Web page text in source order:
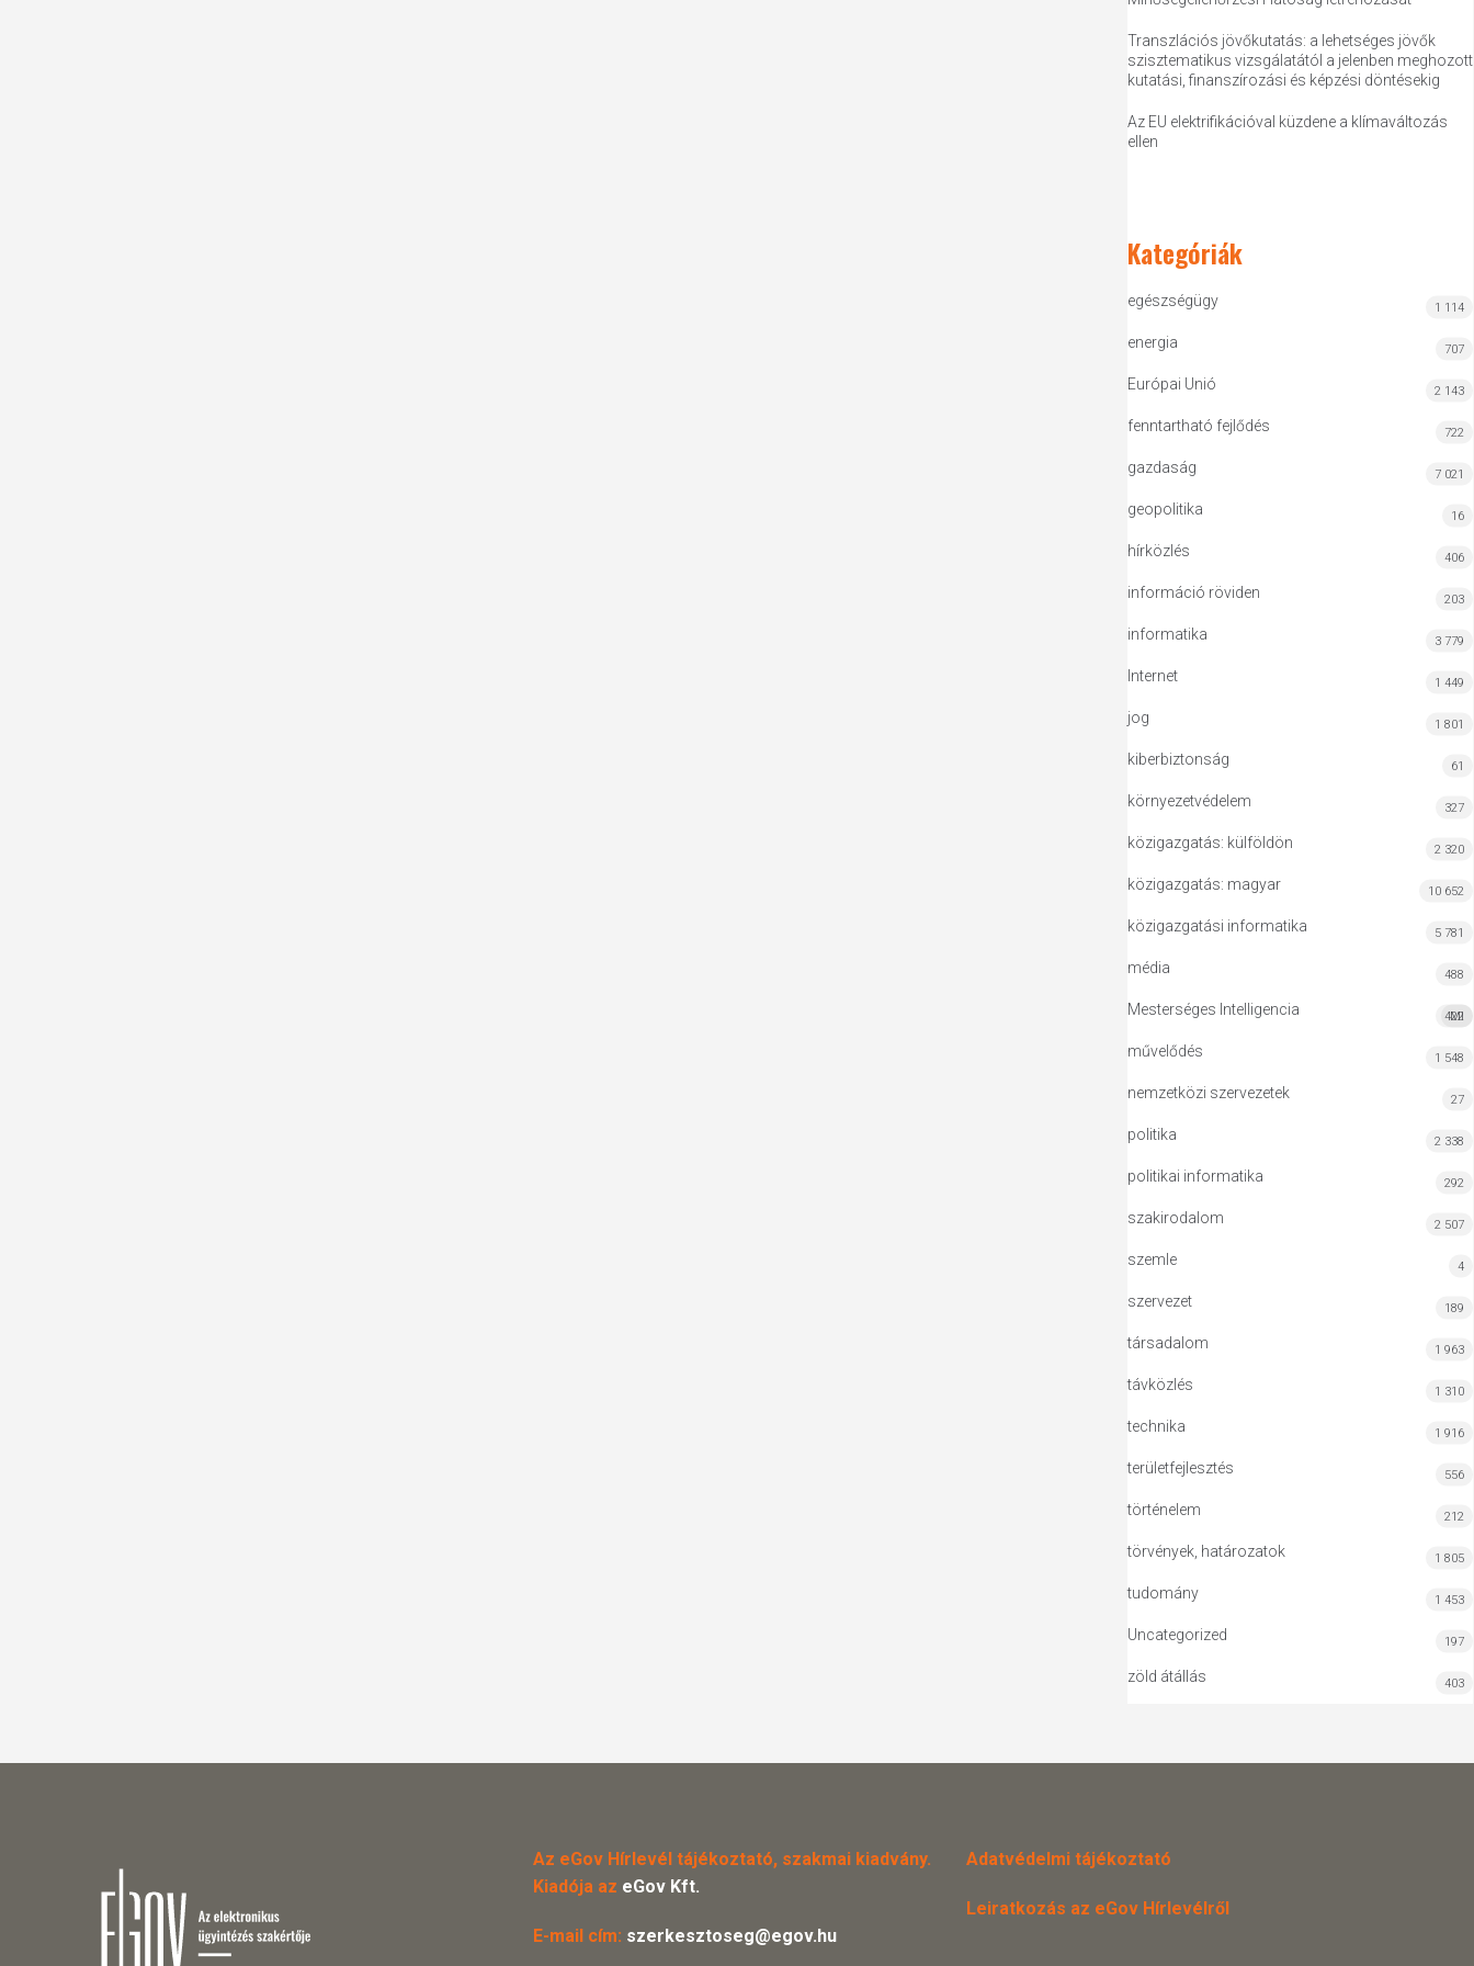
Transzlációs jövőkutatás: a lehetséges jövők
szisztematikus vizsgálatától a jelenben meghozott
kutatási, finanszírozási és képzési döntésekig
Az EU elektrifikációval küzdene a klímaváltozás
ellen
Kategóriák
egészségügy 1 114
energia 707
Európai Unió 2 143
fenntartható fejlődés 722
gazdaság 7 021
geopolitika 16
hírközlés 406
információ röviden 203
informatika 3 779
Internet 1 449
jog 1 801
kiberbiztonság 61
környezetvédelem 327
közigazgatás: külföldön 2 320
közigazgatás: magyar 10 652
közigazgatási informatika 5 781
média 488
Mesterséges Intelligencia MI
422
művelődés 1 548
nemzetközi szervezetek 27
politika 2 338
politikai informatika 292
szakirodalom 2 507
szemle 4
szervezet 189
társadalom 1 963
távközlés 1 310
technika 1 916
területfejlesztés 556
történelem 212
törvények, határozatok 1 805
tudomány 1 453
Uncategorized 197
zöld átállás 403
Az eGov Hírlevél tájékoztató, szakmai kiadvány.
Kiadója az eGov Kft.
E-mail cím: szerkesztoseg@egov.hu
Adatvédelmi tájékoztató
Leiratkozás az eGov Hírlevélről